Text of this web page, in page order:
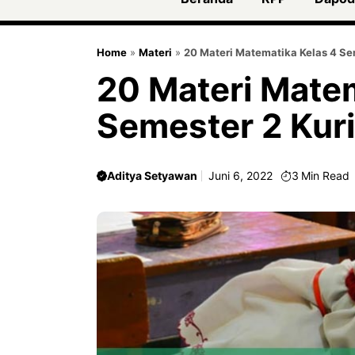
Home » Materi » 20 Materi Matematika Kelas 4
20 Materi
Semester 2
Aditya Setyawan Juni 6, 2022 3 Min Read